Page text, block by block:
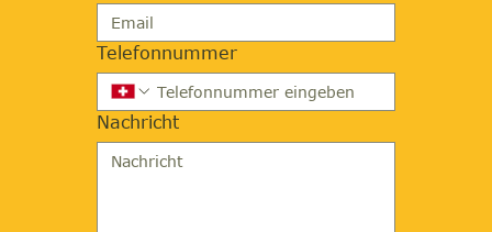
Telefonnummer
Nachricht